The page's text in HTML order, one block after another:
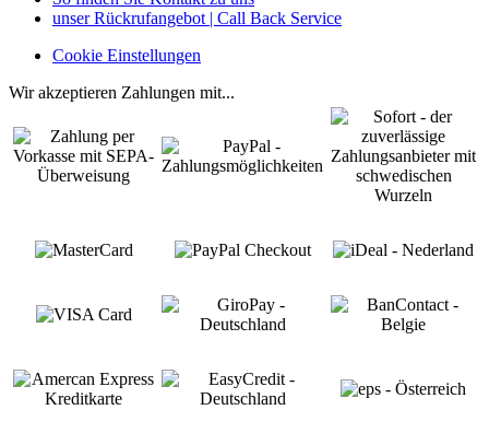
unser Rückrufangebot | Call Back Service
Cookie Einstellungen
Wir akzeptieren Zahlungen mit...